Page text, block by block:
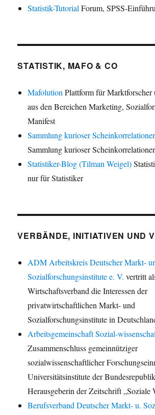
Statistik-Tutorial Forum, SPSS-
STATISTIK, MAFO & CO
Mafolution Plattform für Marktforscher
aus den Bereichen Marketing,
Manifest
Sammlung kurioser
Sammlung kurioser
Statistiker-Blog (Tilman Weigel)
nur für Statistiker
VERBÄNDE, INITIATIVEN UND
ADM Arbeitskreis Deutscher Markt-
Sozialforschungsinstitute e. V. vertritt
Wirtschaftsverband die Interessen der
privatwirtschaftlichen Markt- und
Sozialforschungsinstitute in
Arbeitsgemeinschaft Sozial-
Zusammenschluss gemeinnütziger
sozialwissenschaftlicher
Universitätsinstitute der
Herausgeberin der Zeitschrift „Soziale
Berufsverband Deutscher Markt- u.